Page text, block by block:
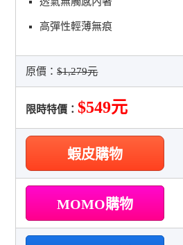
高彈性輕薄無痕
原價：$1,279元
限時特價：$549元
蝦皮購物
MOMO購物